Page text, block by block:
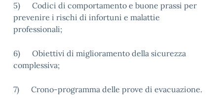
5) Codici di comportamento e buone prassi per
prevenire i rischi di infortuni e malattie
professionali;
6) Obiettivi di miglioramento della sicurezza
complessiva;
7) Crono-programma delle prove di evacuazione.